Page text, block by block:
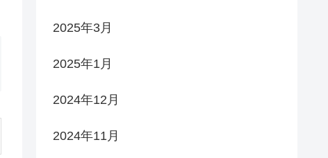
2025年3月
2025年1月
2024年12月
2024年11月